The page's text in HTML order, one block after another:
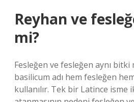
Reyhan ve
mi?
Fesleğen ve fesleğen aynı bitki
basilicum adı hem fesleğen
kullanılır. Tek bir Latince isme